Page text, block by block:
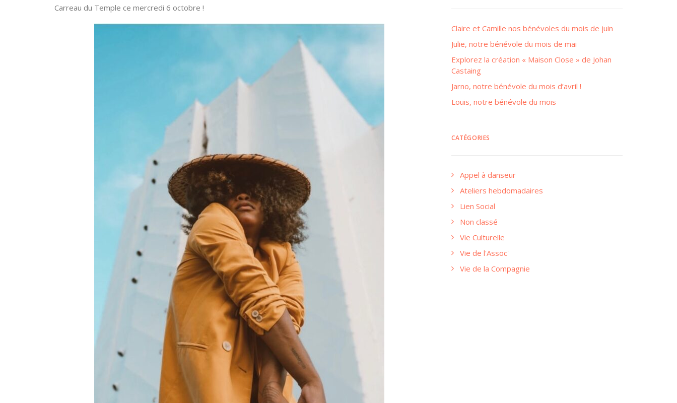
Carreau du Temple ce mercredi 6 octobre !
Claire et Camille nos bénévoles du mois de juin
Julie, notre bénévole du mois de mai
Explorez la création « Maison Close » de Johan
Castaing
Jarno, notre bénévole du mois d’avril !
Louis, notre bénévole du mois
CATÉGORIES
Appel à danseur
Ateliers hebdomadaires
Lien Social
Non classé
Vie Culturelle
Vie de l'Assoc'
Vie de la Compagnie